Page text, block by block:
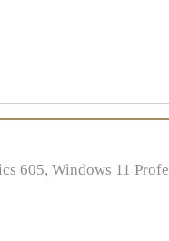
605, Windows 11